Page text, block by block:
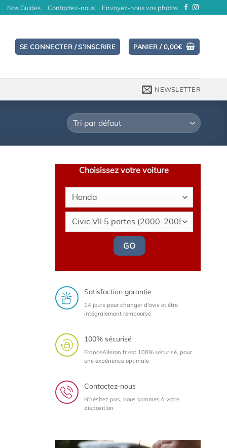
Nos Guides Contactez-nous Envoyez-nous vos photos
SE CONNECTER / S’INSCRIRE PANIER /0,00€
NEWSLETTER
Choisissez votre voiture
GO
Satisfaction garantie
14 jours pour changer d'avis et être
intégralement remboursé
100% sécurisé
FranceAileron.fr est 100% sécurisé, pour
une expérience optimale
Contactez-nous
N'hésitez pas, nous sommes à votre
disposition